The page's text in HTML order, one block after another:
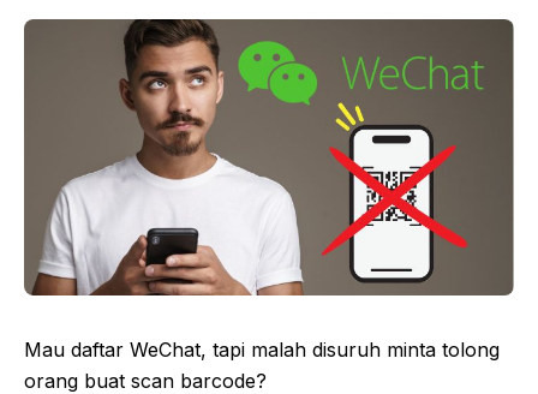
Mau daftar WeChat, tapi malah disuruh minta tolong
orang buat scan barcode?